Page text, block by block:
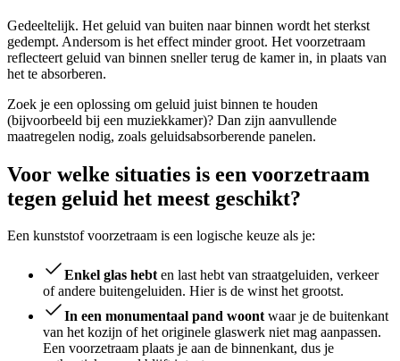
Gedeeltelijk. Het geluid van buiten naar binnen wordt het sterkst
gedempt. Andersom is het effect minder groot. Het voorzetraam
reflecteert geluid van binnen sneller terug de kamer in, in plaats van
het te absorberen.
Zoek je een oplossing om geluid juist binnen te houden
(bijvoorbeeld bij een muziekkamer)? Dan zijn aanvullende
maatregelen nodig, zoals geluidsabsorberende panelen.
Voor welke situaties is een voorzetraam
tegen geluid het meest geschikt?
Een kunststof voorzetraam is een logische keuze als je:
Enkel glas hebten last hebt van straatgeluiden, verkeer
of andere buitengeluiden. Hier is de winst het grootst.
In een monumentaal pand woontwaar je de buitenkant
van het kozijn of het originele glaswerk niet mag aanpassen.
Een voorzetraam plaats je aan de binnenkant, dus je